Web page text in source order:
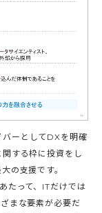
ーとしてDXを明確
する枠に投資をし
の支援です。
たって、ITだけでは
まな要素が必要だ